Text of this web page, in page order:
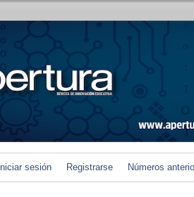
Iniciar sesión Registrarse Números